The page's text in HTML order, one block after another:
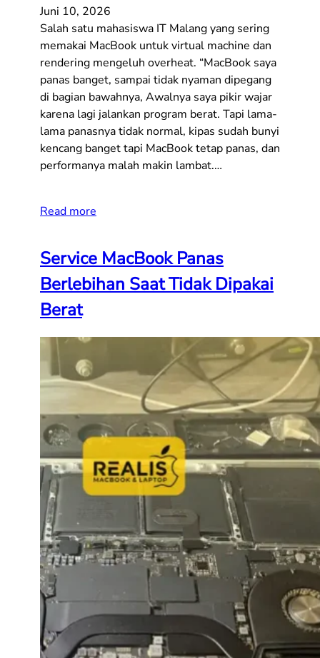
Juni 10, 2026
Salah satu mahasiswa IT Malang yang sering
memakai MacBook untuk virtual machine dan
rendering mengeluh overheat. “MacBook saya
panas banget, sampai tidak nyaman dipegang
di bagian bawahnya, Awalnya saya pikir wajar
karena lagi jalankan program berat. Tapi lama-
lama panasnya tidak normal, kipas sudah bunyi
kencang banget tapi MacBook tetap panas, dan
performanya malah makin lambat.…
Read more
Service MacBook Panas
Berlebihan Saat Tidak Dipakai
Berat